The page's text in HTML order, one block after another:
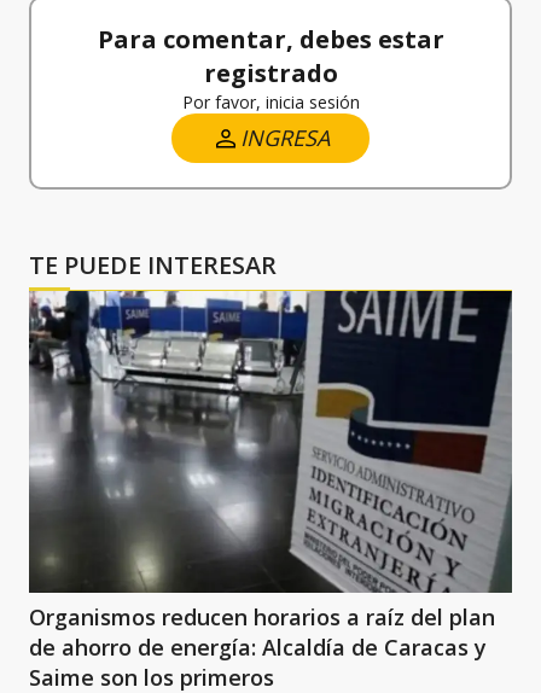
Para comentar, debes estar
registrado
Por favor, inicia sesión
INGRESA
TE PUEDE INTERESAR
Organismos reducen horarios a raíz del plan
de ahorro de energía: Alcaldía de Caracas y
Saime son los primeros